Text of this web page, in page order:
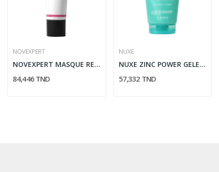
NOVEXPERT
NOVEXPERT MASQUE REPULP 50ML
84,446 TND
NUXE
NUXE ZINC POWER GELEE NETTOYANTE PURIFIANTE 150ML
57,332 TND